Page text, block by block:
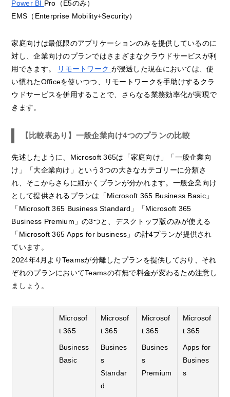
Power BI Pro（E5のみ）
EMS（Enterprise Mobility+Security）
家庭向けは最低限のアプリケーションのみを提供しているのに
対し、企業向けのプランではさまざまなクラウドサービスが利
用できます。
リモートワーク が浸透した現在においては、使
い慣れたOfficeを使いつつ、リモートワークを手助けするクラ
ウドサービスを併用することで、さらなる業務効率化が実現で
きます。
【比較表あり】一般企業向け4つのプランの比較
先述したように、Microsoft 365は「家庭向け」「一般企業向
け」「大企業向け」という3つの大きなカテゴリーに分類さ
れ、そこからさらに細かくプランが分かれます。一般企業向け
として提供されるプランは「Microsoft 365 Business Basic」
「Microsoft 365 Business Standard」「Microsoft 365
Business Premium」の3つと、デスクトップ版のみが使える
「Microsoft 365 Apps for business」の計4プランが提供され
ています。
2024年4月よりTeamsが分離したプランを提供しており、それ
ぞれのプランにおいてTeamsの有無で料金が変わるため注意し
ましょう。
Microsof
t 365
Business
Basic
Microsof
t 365
Busines
s
Standar
d
Microsof
t 365
Busines
s
Premium
Microsof
t 365
Apps for
Busines
s